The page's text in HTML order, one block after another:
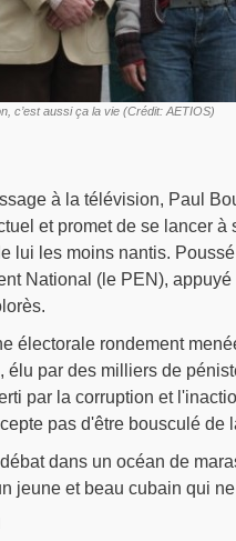
c’est aussi ça la vie (Crédit: AETIOS)
à la télévision, Paul
et promet de se lancer
lui les moins nantis.
National (le PEN),
électorale rondement
élu par des milliers de
par la corruption et
pas d'être bousculé de
dans un océan de
jeune et beau cubain qui